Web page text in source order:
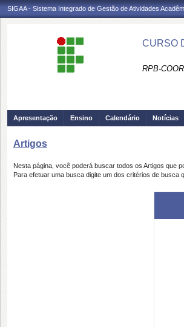
SIGAA - Sistema Integrado de Gestão de Atividades
CURSO
RPB-
Apresentação Ensino Calendário Notícias
Artigos
Nesta página, você poderá buscar todos os Artigos que
Para efetuar uma busca digite um dos critérios de busca